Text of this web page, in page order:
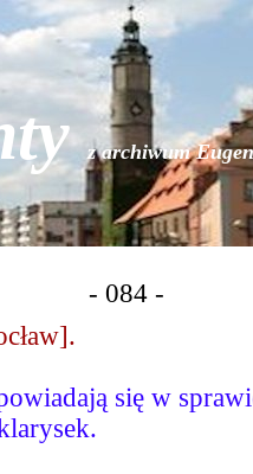
z archiwum
- 084 -
się w